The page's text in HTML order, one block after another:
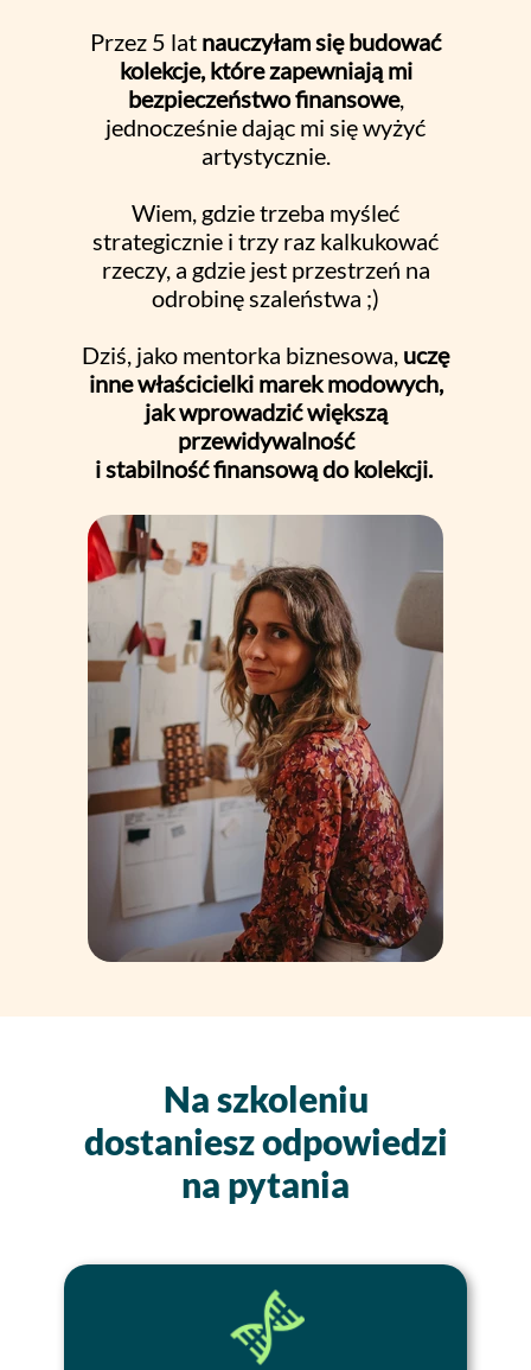
Przez 5 lat nauczyłam się budować
kolekcje, które zapewniają mi
bezpieczeństwo finansowe,
jednocześnie dając mi się wyżyć
artystycznie.
Wiem, gdzie trzeba myśleć
strategicznie i trzy raz kalkukować
rzeczy, a gdzie jest przestrzeń na
odrobinę szaleństwa ;)
Dziś, jako mentorka biznesowa, uczę
inne właścicielki marek modowych,
jak wprowadzić większą
przewidywalność
i stabilność finansową do kolekcji.
Na szkoleniu
dostaniesz odpowiedzi
na pytania